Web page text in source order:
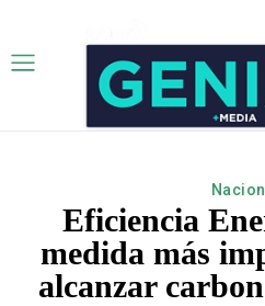
Eficiencia
medida más
alcanzar